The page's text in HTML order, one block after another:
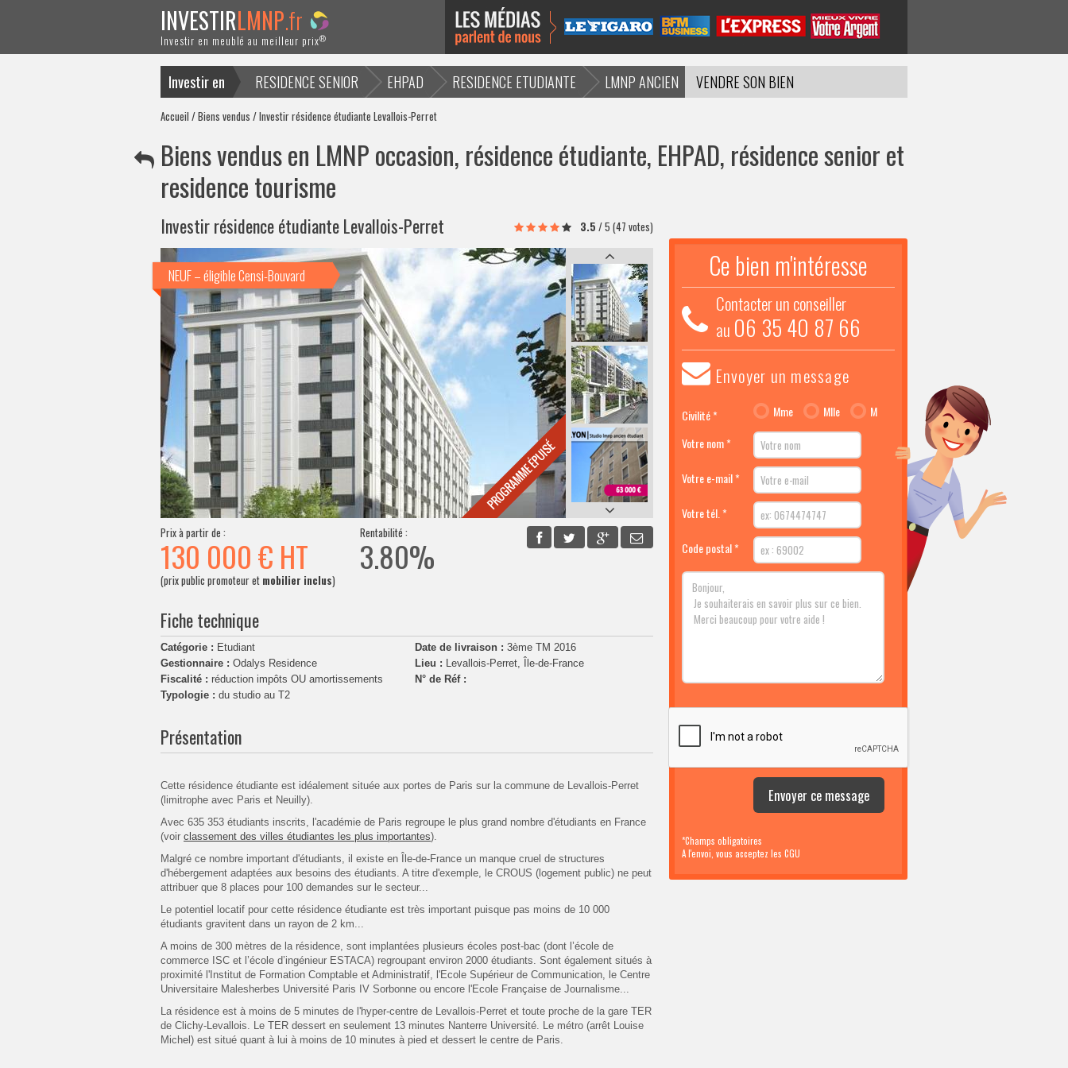
INVESTIRLMNP.fr
Investir en meublé au meilleur prix®
Investir en RESIDENCE SENIOR EHPAD RESIDENCE ETUDIANTE LMNP ANCIEN
VENDRE SON BIEN
ACTUALITES
Accueil /Biens vendus / Investir résidence étudiante Levallois-Perret
Biens vendus en LMNP occasion, résidence étudiante, EHPAD, résidence senior et
residence tourisme
Investir résidence étudiante Levallois-Perret 3.5 /5 (47 votes)
NEUF – éligible Censi-Bouvard
Prix à partir de :
130 000 € HT
(prix public promoteur et mobilier inclus)
Rentabilité :
3.80%
Fiche technique
Catégorie : Etudiant
Gestionnaire : Odalys Residence
Fiscalité : réduction impôts OU amortissements
Typologie : du studio au T2
Date de livraison : 3ème TM 2016
Lieu : Levallois-Perret, Île-de-France
N° de Réf :
Présentation
Cette résidence étudiante est idéalement située aux portes de Paris sur la commune de Levallois-Perret
(limitrophe avec Paris et Neuilly).
Avec 635 353 étudiants inscrits, l'académie de Paris regroupe le plus grand nombre d'étudiants en France
(voir classement des villes étudiantes les plus importantes).
Malgré ce nombre important d'étudiants, il existe en Île-de-France un manque cruel de structures
d'hébergement adaptées aux besoins des étudiants. A titre d'exemple, le CROUS (logement public) ne peut
attribuer que 8 places pour 100 demandes sur le secteur...
Le potentiel locatif pour cette résidence étudiante est très important puisque pas moins de 10 000
étudiants gravitent dans un rayon de 2 km...
A moins de 300 mètres de la résidence, sont implantées plusieurs écoles post-bac (dont l’école de
commerce ISC et l’école d’ingénieur ESTACA) regroupant environ 2000 étudiants. Sont également situés à
proximité l'Institut de Formation Comptable et Administratif, l'Ecole Supérieur de Communication, le Centre
Universitaire Malesherbes Université Paris IV Sorbonne ou encore l'Ecole Française de Journalisme...
La résidence est à moins de 5 minutes de l'hyper-centre de Levallois-Perret et toute proche de la gare TER
de Clichy-Levallois. Le TER dessert en seulement 13 minutes Nanterre Université. Le métro (arrêt Louise
Michel) est situé quant à lui à moins de 10 minutes à pied et dessert le centre de Paris.
Ce bien m'intéresse
Contacter un conseiller
au 06 35 40 87 66
Envoyer un message
Civilité * Mme Mlle
M
Votre nom *
Votre e-mail *
Votre tél. *
Code postal *
*Champs obligatoires
A l'envoi, vous acceptez les CGU